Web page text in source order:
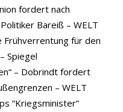
fordert nach
Bareiß – WELT
Frühverrentung für den
Spiegel
– Dobrindt fordert
– WELT
“Kriegsminister”